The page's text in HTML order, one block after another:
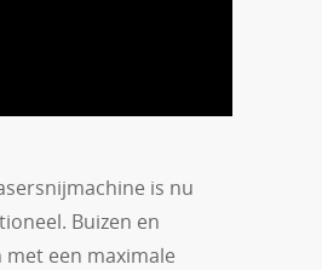
is nu
Buizen en
een maximale